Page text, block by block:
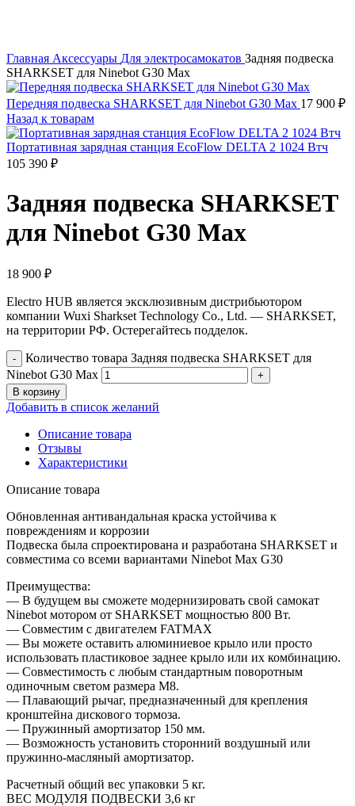
Главная Аксессуары Для электросамокатов Задняя подвеска
SHARKSET для Ninebot G30 Max
Передняя подвеска SHARKSET для Ninebot G30 Max 17 900 ₽
Назад к товарам
Портативная зарядная станция EcoFlow DELTA 2 1024 Втч
105 390 ₽
Задняя подвеска SHARKSET
для Ninebot G30 Max
18 900 ₽
Electro HUB является эксклюзивным дистрибьютором
компании Wuxi Sharkset Technology Co., Ltd. — SHARKSET,
на территории РФ. Остерегайтесь подделок.
Количество товара Задняя подвеска SHARKSET для
Ninebot G30 Max
В корзину
Добавить в список желаний
Описание товара
Отзывы
Характеристики
Описание товара
Обновленная антивандальная краска устойчива к
повреждениям и коррозии
Подвеска была спроектирована и разработана SHARKSET и
совместима со всеми вариантами Ninebot Max G30
Преимущества:
— В будущем вы сможете модернизировать свой самокат
Ninebot мотором от SHARKSET мощностью 800 Вт.
— Cовместим с двигателем FATMAX
— Вы можете оставить алюминиевое крыло или просто
использовать пластиковое заднее крыло или их комбинацию.
— Совместимость с любым стандартным поворотным
одиночным светом размера M8.
— Плавающий рычаг, предназначенный для крепления
кронштейна дискового тормоза.
— Пружинный амортизатор 150 мм.
— Возможность установить сторонний воздушный или
пружинно-масляный амортизатор.
Расчетный общий вес упаковки 5 кг.
ВЕС МОДУЛЯ ПОДВЕСКИ 3,6 кг